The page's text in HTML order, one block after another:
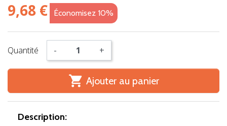
9,68 € Économisez 10%
Quantité - +
 Ajouter au panier
Description: